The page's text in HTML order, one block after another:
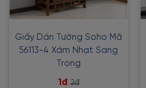
Giấy Dán Tường Soho Mã
56113-4 Xám Nhạt Sang
Trọng
1đ 2đ